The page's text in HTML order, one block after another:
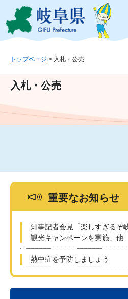
ジ
ュ
文
このページの
トップページ > 入札・公売
入札・公売
重要なお知らせ
知事記者会見「楽しすぎるぞ
観光キャンペーンを実施」他
熱中症を予防しましょう